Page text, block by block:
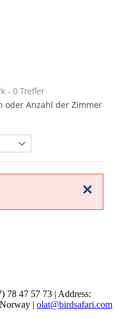
- 0 Treffer
oder Anzahl der Zimmer
78 47 57 73 | Address:
| olat@birdsafari.com